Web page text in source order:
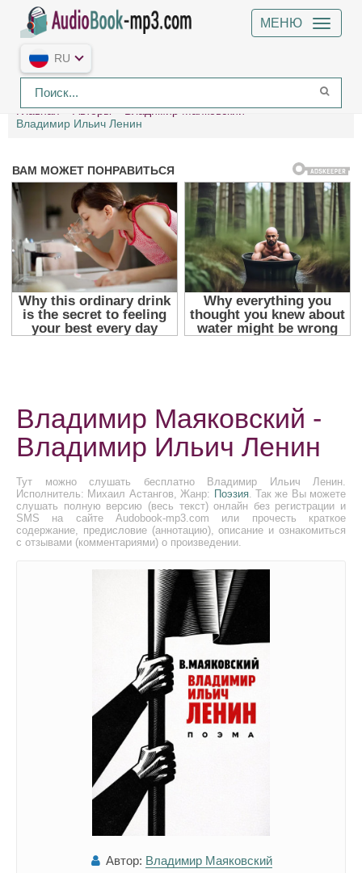
МЕНЮ
RU
Главная Авторы
Владимир Маяковский
Владимир Ильич Ленин
Владимир Маяковский -
Владимир Ильич Ленин
Тут можно слушать бесплатно Владимир Ильич Ленин.
Исполнитель: Михаил Астангов, Жанр: Поэзия. Так же Вы можете
слушать полную версию (весь текст) онлайн без регистрации и
SMS на сайте Audobook-mp3.com или прочесть краткое
содержание, предисловие (аннотацию), описание и ознакомиться
с отзывами (комментариями) о произведении.
Автор: Владимир Маяковский